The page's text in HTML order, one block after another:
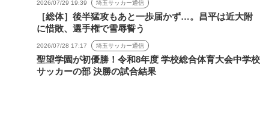
2026/07/29 19:39 埼玉サッカー通信
［総体］後半猛攻もあと一歩届かず…。昌平は近大附
に惜敗、選手権で雪辱誓う
2026/07/28 17:17 埼玉サッカー通信
聖望学園が初優勝！令和8年度 学校総合体育大会中学校
サッカーの部 決勝の試合結果